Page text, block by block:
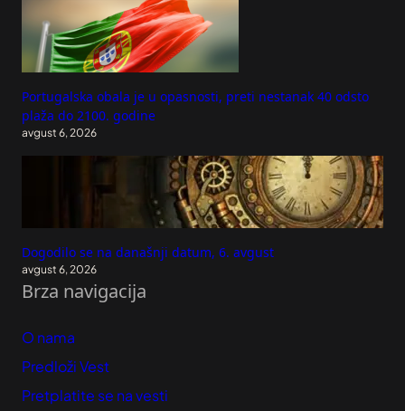
Portugalska obala je u opasnosti, preti nestanak 40 odsto
plaža do 2100. godine
avgust 6, 2026
Dogodilo se na današnji datum, 6. avgust
avgust 6, 2026
Brza navigacija
O nama
Predloži Vest
Pretplatite se na vesti